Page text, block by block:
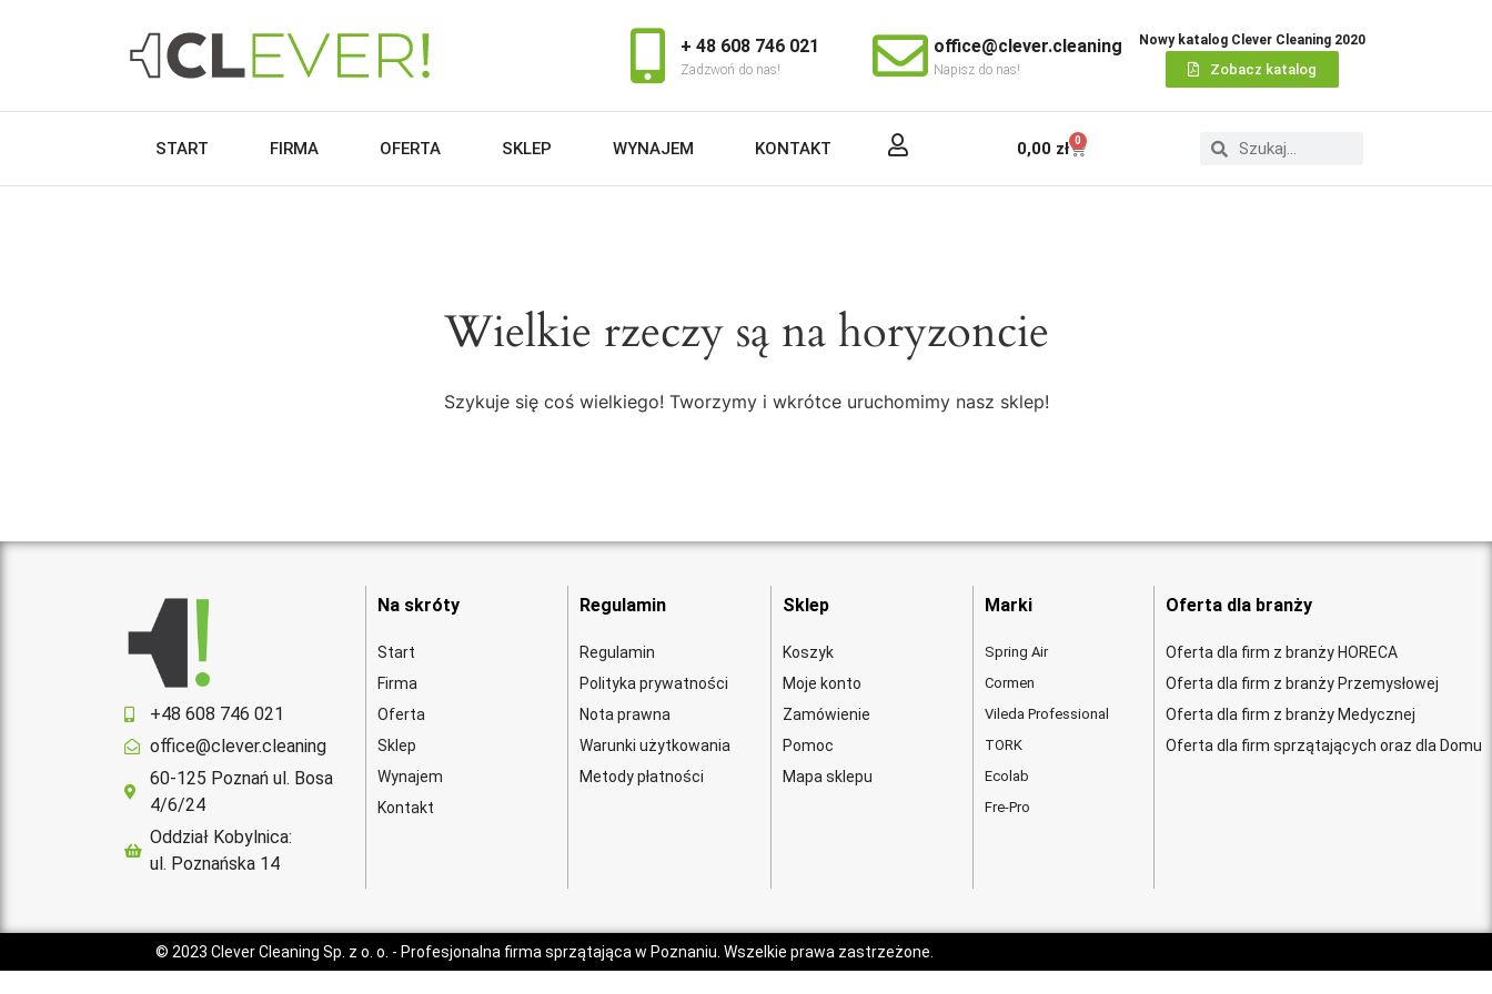
+ 48 608 746 021
Zadzwoń do nas!
office@clever.cleaning
Napisz do nas!
Nowy katalog Clever Cleaning 2020
Zobacz katalog
START FIRMA OFERTA SKLEP WYNAJEM KONTAKT 0,00 zł 0
Wielkie rzeczy są na horyzoncie
Szykuje się coś wielkiego! Tworzymy i wkrótce uruchomimy nasz sklep!
+48 608 746 021
office@clever.cleaning
60-125 Poznań ul. Bosa
4/6/24
Oddział Kobylnica:
ul. Poznańska 14
Na skróty
Start
Firma
Oferta
Sklep
Wynajem
Kontakt
Regulamin
Regulamin
Polityka prywatności
Nota prawna
Warunki użytkowania
Metody płatności
Sklep
Koszyk
Moje konto
Zamówienie
Pomoc
Mapa sklepu
Marki
Spring Air
Cormen
Vileda Professional
TORK
Ecolab
Fre-Pro
Oferta dla branży
Oferta dla firm z branży HORECA
Oferta dla firm z branży Przemysłowej
Oferta dla firm z branży Medycznej
Oferta dla firm sprzątających oraz dla Domu
© 2023 Clever Cleaning Sp. z o. o. - Profesjonalna firma sprzątająca w Poznaniu. Wszelkie prawa zastrzeżone.